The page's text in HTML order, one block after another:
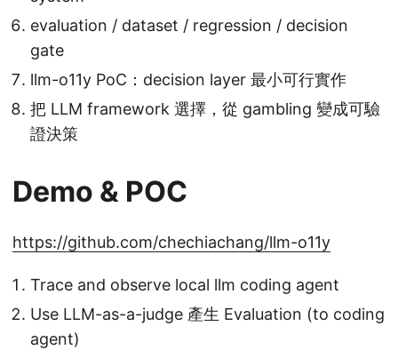
evaluation / dataset / regression / decision
gate
llm-o11y PoC：decision layer 最小可行實作
把 LLM framework 選擇，從 gambling 變成可驗
證決策
Demo & POC
https://github.com/chechiachang/llm-o11y
Trace and observe local llm coding agent
Use LLM-as-a-judge 產生 Evaluation (to coding
agent)